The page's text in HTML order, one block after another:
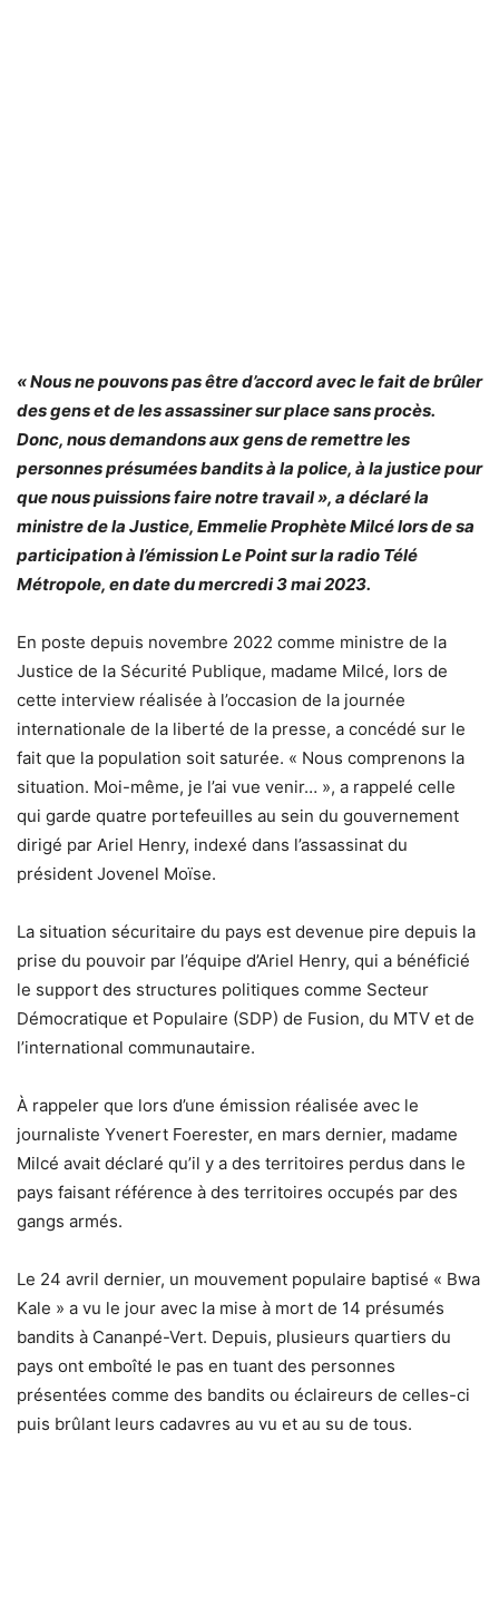
« Nous ne pouvons pas être d’accord avec le fait de brûler
des gens et de les assassiner sur place sans procès.
Donc, nous demandons aux gens de remettre les
personnes présumées bandits à la police, à la justice pour
que nous puissions faire notre travail », a déclaré la
ministre de la Justice, Emmelie Prophète Milcé lors de sa
participation à l’émission Le Point sur la radio Télé
Métropole, en date du mercredi 3 mai 2023.
En poste depuis novembre 2022 comme ministre de la
Justice de la Sécurité Publique, madame Milcé, lors de
cette interview réalisée à l’occasion de la journée
internationale de la liberté de la presse, a concédé sur le
fait que la population soit saturée. « Nous comprenons la
situation. Moi-même, je l’ai vue venir… », a rappelé celle
qui garde quatre portefeuilles au sein du gouvernement
dirigé par Ariel Henry, indexé dans l’assassinat du
président Jovenel Moïse.
La situation sécuritaire du pays est devenue pire depuis la
prise du pouvoir par l’équipe d’Ariel Henry, qui a bénéficié
le support des structures politiques comme Secteur
Démocratique et Populaire (SDP) de Fusion, du MTV et de
l’international communautaire.
À rappeler que lors d’une émission réalisée avec le
journaliste Yvenert Foerester, en mars dernier, madame
Milcé avait déclaré qu’il y a des territoires perdus dans le
pays faisant référence à des territoires occupés par des
gangs armés.
Le 24 avril dernier, un mouvement populaire baptisé « Bwa
Kale » a vu le jour avec la mise à mort de 14 présumés
bandits à Cananpé-Vert. Depuis, plusieurs quartiers du
pays ont emboîté le pas en tuant des personnes
présentées comme des bandits ou éclaireurs de celles-ci
puis brûlant leurs cadavres au vu et au su de tous.